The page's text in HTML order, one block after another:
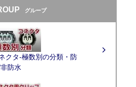
グループ
クタ-極数別の分類・防
防水